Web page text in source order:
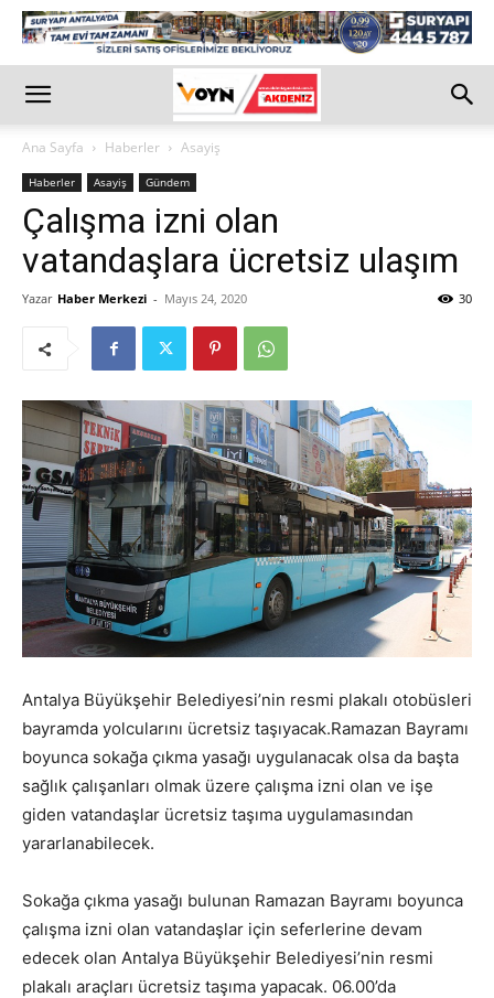
Ana Sayfa Haberler Asayiş
Haberler Asayiş Gündem
Çalışma izni olan
vatandaşlara ücretsiz ulaşım
Yazar Haber Merkezi - Mayıs 24, 2020 30
Antalya Büyükşehir Belediyesi’nin resmi plakalı otobüsleri
bayramda yolcularını ücretsiz taşıyacak.Ramazan Bayramı
boyunca sokağa çıkma yasağı uygulanacak olsa da başta
sağlık çalışanları olmak üzere çalışma izni olan ve işe
giden vatandaşlar ücretsiz taşıma uygulamasından
yararlanabilecek.
Sokağa çıkma yasağı bulunan Ramazan Bayramı boyunca
çalışma izni olan vatandaşlar için seferlerine devam
edecek olan Antalya Büyükşehir Belediyesi’nin resmi
plakalı araçları ücretsiz taşıma yapacak. 06.00’da